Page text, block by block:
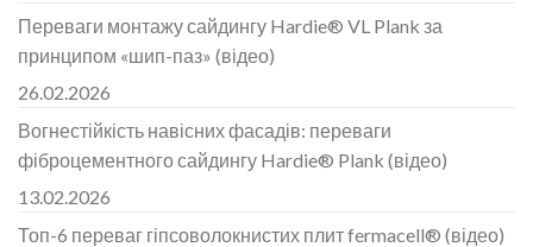
Переваги монтажу сайдингу Hardie® VL Plank за
принципом «шип-паз» (відео)
26.02.2026
Вогнестійкість навісних фасадів: переваги
фіброцементного сайдингу Hardie® Plank (відео)
13.02.2026
Топ-6 переваг гіпсоволокнистих плит fermacell® (відео)